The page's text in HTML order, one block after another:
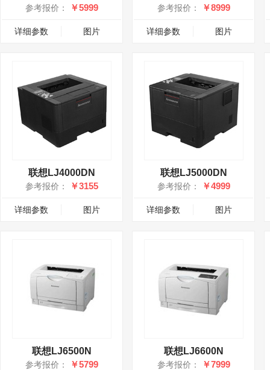
参考报价： ￥5999
详细参数 图片
参考报价： ￥8999
详细参数 图片
联想LJ4000DN
参考报价： ￥3155
详细参数 图片
联想LJ5000DN
参考报价： ￥4999
详细参数 图片
联想LJ6500N
参考报价： ￥5799
联想LJ6600N
参考报价： ￥7999